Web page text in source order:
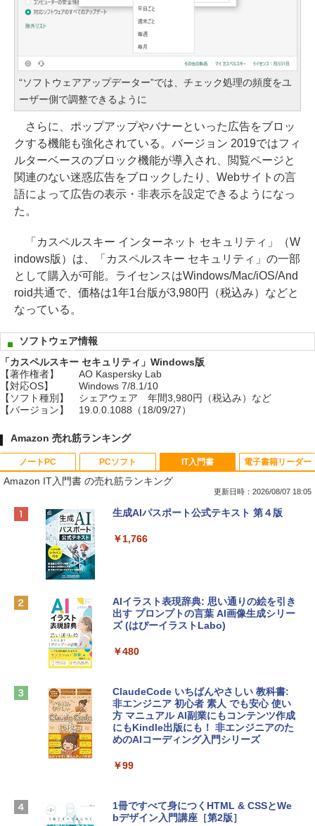
“ソフトウェアアップデーター”では、チェック処理の頻度をユ
ーザー側で調整できるように
さらに、ポップアップやバナーといった広告をブロッ
クする機能も強化されている。バージョン 2019ではフィ
ルターベースのブロック機能が導入され、閲覧ページと
関連のない迷惑広告をブロックしたり、Webサイトの言
語によって広告の表示・非表示を設定できるようになっ
た。
「カスペルスキー インターネット セキュリティ」（W
indows版）は、「カスペルスキー セキュリティ」の一部
として購入が可能。ライセンスはWindows/Mac/iOS/And
roid共通で、価格は1年1台版が3,980円（税込み）などと
なっている。
ソフトウェア情報
「カスペルスキー セキュリティ」Windows版
【著作権者】
AO Kaspersky Lab
【対応OS】
Windows 7/8.1/10
【ソフト種別】
シェアウェア 年間3,980円（税込み）など
【バージョン】
19.0.0.1088（18/09/27）
Amazon 売れ筋ランキング
ノートPC
Apple 2026 MacBook Neo A18 Proチッ
e Intelligence、Liquid Retinaディスプ
￥162,598
tomtoc 360°保護 15.6 16インチ パソコ
￥2,952
Apple 2026 MacBook Air M5チップ搭載
igence、13.6インチLiquid Retinaディ
ームカメラ、日本語キーボード、Touch I
D - シルバー
PCソフト
Robloxギフトカード - 800 Robux 【限
インゲームコード】 ロブロックス | オン
Microsoft Office Home & Business 202
4(最新 永続版)|オンラインコード版|Wind
Robloxギフトカード - 2,000 Robux 【限
定バーチャルアイテムを含む】 【オンラ
インゲームコード】 ロブロックス | オン
ラインコード版
￥3,200
Robloxギフトカード - 1000 Robux 【限
定バーチャルアイテムを含む】 【オンラ
IT入門書
Amazon IT入門書 の売れ筋ランキング
更新日時：2026/08/07 18:05
生成AIパスポート公式テキスト 第４版
￥1,766
AIイラスト表現辞典: 思い通りの絵を引き
出す プロンプトの言葉 AI画像生成シリー
ズ (はぴーイラストLabo)
￥480
ClaudeCode いちばんやさしい 教科書:
非エンジニア 初心者 素人 でも安心 使い
方 マニュアル AI副業にもコンテンツ作成
にもKindle出版にも！ 非エンジニアのた
めのAIコーディング入門シリーズ
￥99
1冊ですべて身につくHTML & CSSとWe
bデザイン入門講座［第2版］
電子書籍リーダー